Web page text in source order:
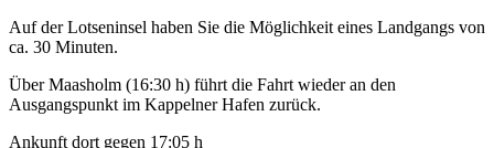
Auf der Lotseninsel haben Sie die Möglichkeit eines Landgangs von
ca. 30 Minuten.
Über Maasholm (16:30 h) führt die Fahrt wieder an den
Ausgangspunkt im Kappelner Hafen zurück.
Ankunft dort gegen 17:05 h